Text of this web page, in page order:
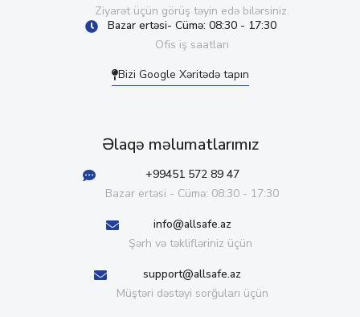
Ziyarət üçün görüş təyin edə bilərsiniz.
Bazar ertəsi- Cümə: 08:30 - 17:30
Ofis iş saatları
Bizi Google Xəritədə tapın
Əlaqə məlumatlarımız
+99451 572 89 47
Bazar ertəsi - Cümə: 08:30 - 17:30
info@allsafe.az
Şərh və təklifləriniz üçün
support@allsafe.az
Müştəri dəstəyi sorğuları üçün